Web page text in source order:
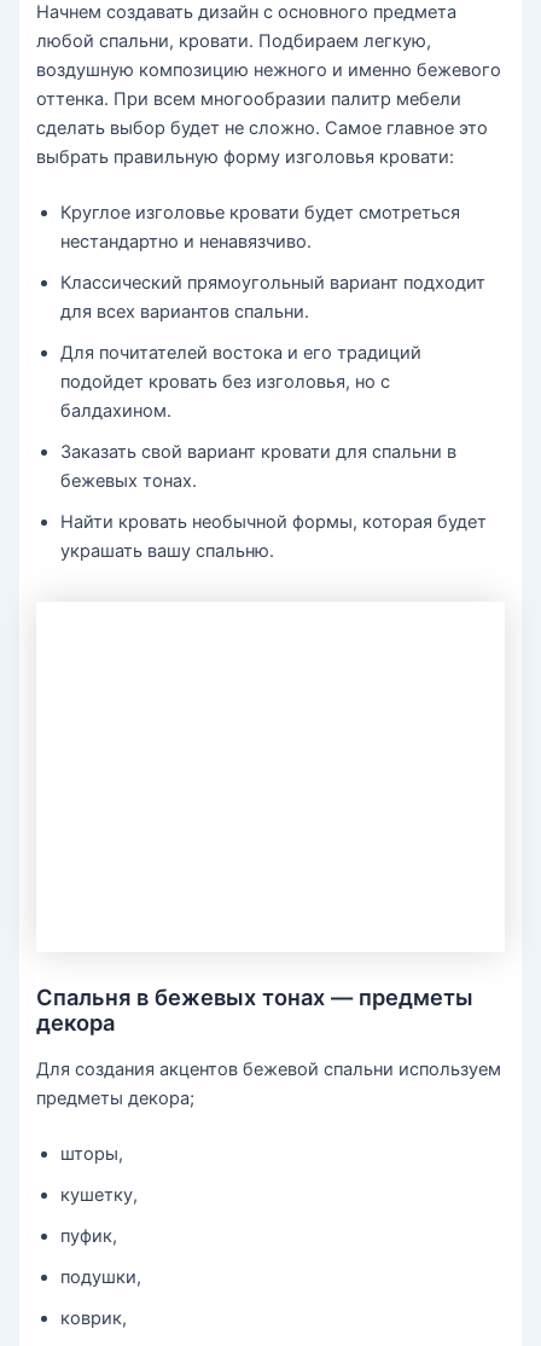
Начнем создавать дизайн с основного предмета
любой спальни, кровати. Подбираем легкую,
воздушную композицию нежного и именно бежевого
оттенка. При всем многообразии палитр мебели
сделать выбор будет не сложно. Самое главное это
выбрать правильную форму изголовья кровати:
Круглое изголовье кровати будет смотреться
нестандартно и ненавязчиво.
Классический прямоугольный вариант подходит
для всех вариантов спальни.
Для почитателей востока и его традиций
подойдет кровать без изголовья, но с
балдахином.
Заказать свой вариант кровати для спальни в
бежевых тонах.
Найти кровать необычной формы, которая будет
украшать вашу спальню.
Спальня в бежевых тонах — предметы
декора
Для создания акцентов бежевой спальни используем
предметы декора;
шторы,
кушетку,
пуфик,
подушки,
коврик,